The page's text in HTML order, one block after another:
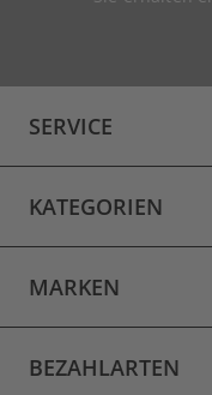
SERVICE
KATEGORIEN
MARKEN
BEZAHLARTEN